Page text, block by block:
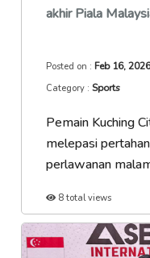
akhir Piala
Posted on :Feb 16,
Category :Sports
Pemain Kuching
melepasi
perlawanan
8 total views